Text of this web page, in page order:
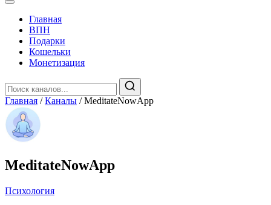
Главная
️ВПН
Подарки
Кошельки
Монетизация
Главная / Каналы / MeditateNowApp
MeditateNowApp
Психология